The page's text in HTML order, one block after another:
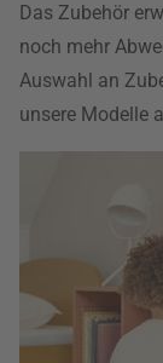
Das Zubehör
noch mehr
Auswahl an
unsere Modelle